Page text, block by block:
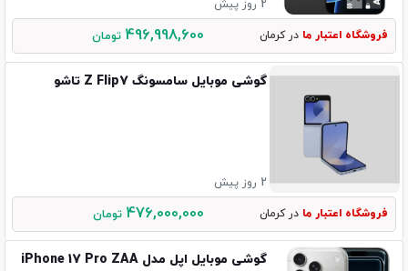
2 روز پیش
فروشگاه اعتبار ما در کرمان 496,998,600 تومان
گوشی موبایل سامسونگ Z Flip7 تاشو
2 روز پیش
فروشگاه اعتبار ما در کرمان 476,000,000 تومان
گوشی موبایل اپل مدل iPhone 17 Pro ZAA